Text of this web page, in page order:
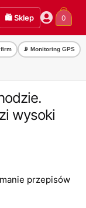
🛍️ Sklep 0
firm 📡 Monitoring GPS
wysoki
przepisów